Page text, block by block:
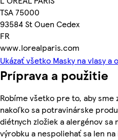
TSA 75000
93584 St Ouen Cedex
FR
www.lorealparis.com
Ukázať všetko Masky na vlasy a
Príprava a použitie
Robíme všetko pre to, aby
nakoľko sa potravinárske
diétnych zložiek a alergénov
výrobku a nespoliehať sa len